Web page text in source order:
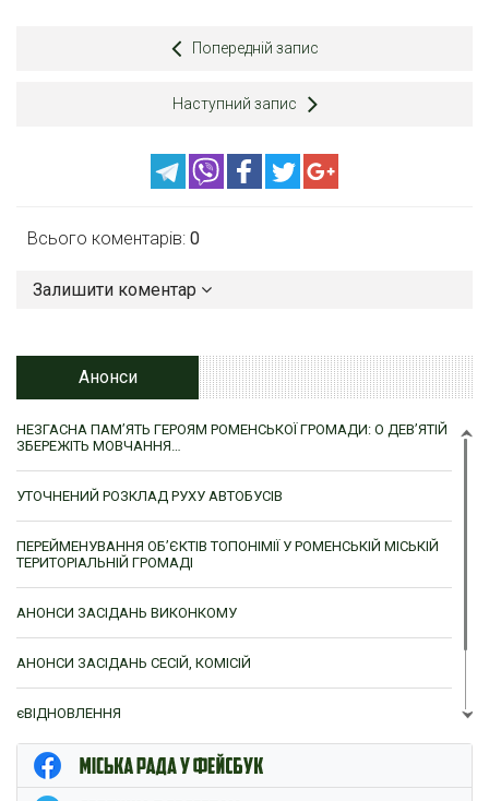
Попередній запис
Наступний запис
Всього коментарів: 0
Залишити коментар
Анонси
НЕЗГАСНА ПАМ’ЯТЬ ГЕРОЯМ РОМЕНСЬКОЇ ГРОМАДИ: О ДЕВ’ЯТІЙ
ЗБЕРЕЖІТЬ МОВЧАННЯ…
УТОЧНЕНИЙ РОЗКЛАД РУХУ АВТОБУСІВ
ПЕРЕЙМЕНУВАННЯ ОБ’ЄКТІВ ТОПОНІМІЇ У РОМЕНСЬКІЙ МІСЬКІЙ
ТЕРИТОРІАЛЬНІЙ ГРОМАДІ
АНОНСИ ЗАСІДАНЬ ВИКОНКОМУ
АНОНСИ ЗАСІДАНЬ СЕСІЙ, КОМІСІЙ
єВІДНОВЛЕННЯ
ЦНАП м. Ромни